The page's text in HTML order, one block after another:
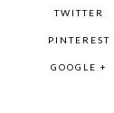
TWITTER
PINTEREST
GOOGLE +